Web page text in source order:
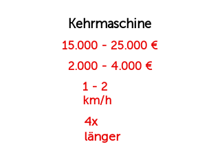
Kehrmaschine
15.000 - 25.000 €
2.000 - 4.000 €
1 - 2
km/h
4x
länger